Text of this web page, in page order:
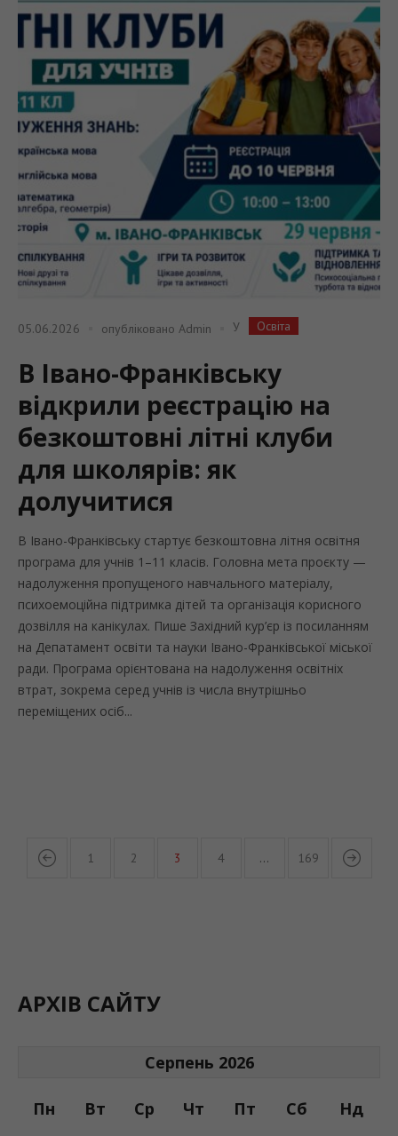
05.06.2026 опубліковано Admin У Освіта
В Івано-Франківську
відкрили реєстрацію на
безкоштовні літні клуби
для школярів: як
долучитися
В Івано-Франківську стартує безкоштовна літня освітня
програма для учнів 1–11 класів. Головна мета проєкту —
надолуження пропущеного навчального матеріалу,
психоемоційна підтримка дітей та організація корисного
дозвілля на канікулах. Пише Західний кур’єр із посиланням
на Депатамент освіти та науки Івано-Франківської міської
ради. Програма орієнтована на надолуження освітніх
втрат, зокрема серед учнів із числа внутрішньо
переміщених осіб...
1 2 3 4 … 169
АРХІВ САЙТУ
Серпень 2026
Пн Вт Ср Чт Пт Сб Нд